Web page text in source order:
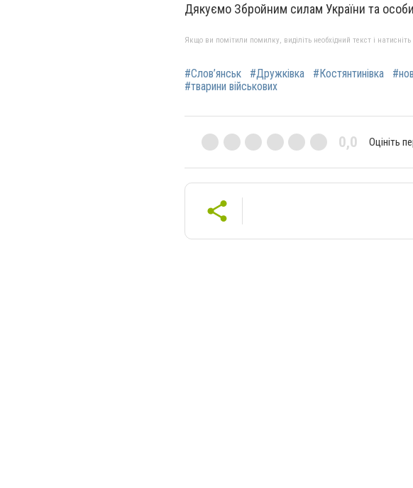
Дякуємо Збройним силам України та
Якщо ви помітили помилку, виділіть необхідний текст і
#Слов’янськ #Дружківка #Костянтинівка
#тварини військових
0,0 Оцініть